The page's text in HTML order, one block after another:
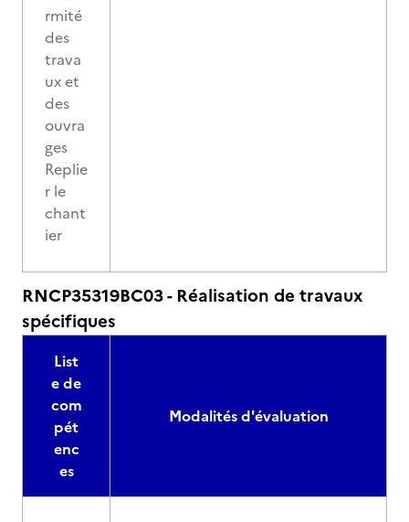
rmité
des
trava
ux et
des
ouvra
ges
Replie
r le
chant
ier
RNCP35319BC03 - Réalisation de travaux
spécifiques
List
e de
com
pét
enc
es
Modalités d'évaluation